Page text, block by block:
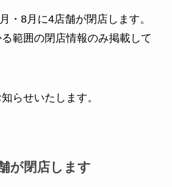
・8月に4店舗が閉店します。
る範囲の閉店情報のみ掲載して
らせいたします。
が閉店します